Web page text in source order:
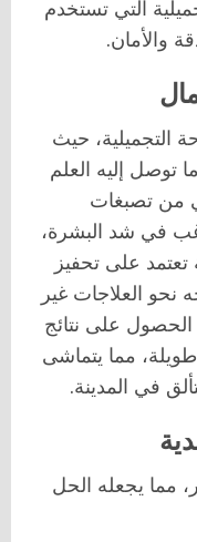
التي تستخدم
والأمان.
التجميلية، حيث
توصل إليه العلم
من تصبغات
في شد البشرة،
تعتمد على تحفيز
نحو العلاجات غير
على نتائج
مما يتماشى
في المدينة.
مما يجعله الحل